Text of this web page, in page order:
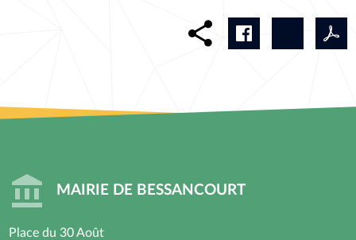
MAIRIE DE BESSANCOURT
Place du 30 Août